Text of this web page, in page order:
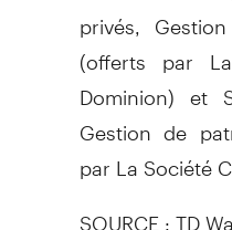
privés,
(offerts par
Dominion) et
Gestion de
par La Société
SOURCE : TD